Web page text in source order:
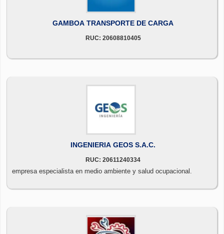
GAMBOA TRANSPORTE DE CARGA
RUC: 20608810405
INGENIERIA GEOS S.A.C.
RUC: 20611240334
empresa especialista en medio ambiente y salud ocupacional.